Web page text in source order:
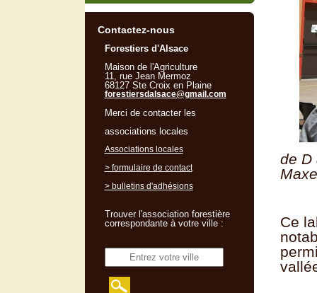
de D
Ce
Contactez-nous
Forestiers d'Alsace
Maison de l'Agriculture
11, rue Jean Mermoz
68127 Ste Croix en Plaine
forestiersdalsace@gmail.com
Merci de contacter les
associations locales
Associations locales
> formulaire de contact
> bulletins d'adhésions
Trouver l'association forestière
correspondante à votre ville :